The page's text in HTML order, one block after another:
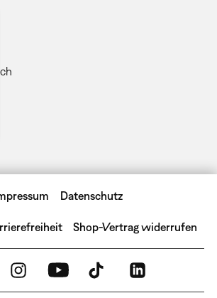
Datenschutz
Shop-Vertrag widerrufen